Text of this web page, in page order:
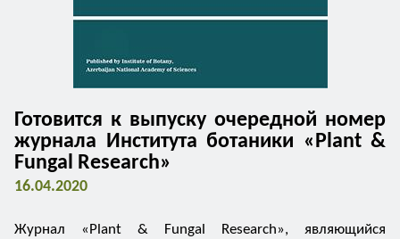
Готовится к выпуску очередной номер
журнала Института ботаники «Plant &
Fungal Research»
16.04.2020
Журнал «Plant & Fungal Research», являющийся